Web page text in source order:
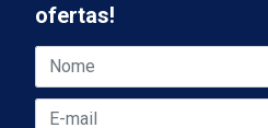
ofertas!